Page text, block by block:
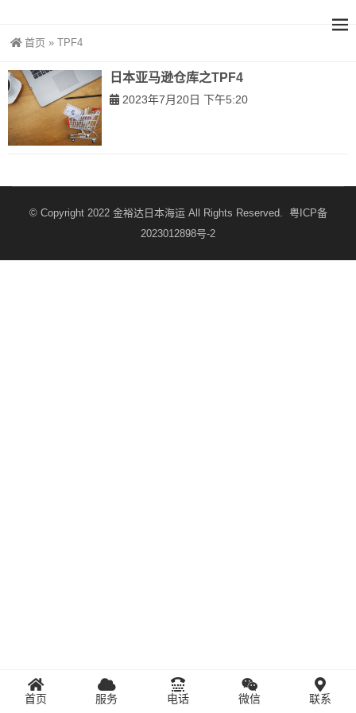
首页 » TPF4
日本亚马逊仓库之TPF4
2023年7月20日 下午5:20
© Copyright 2022 金裕达日本海运All Rights Reserved. 粤ICP备
2023012898号-2
首页 服务 电话 微信 联系